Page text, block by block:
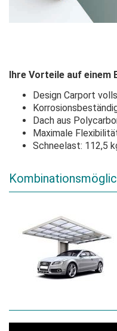
Ihre Vorteile auf einem
Design Carport
Dach aus
Maximale
Schneelast: 112,5